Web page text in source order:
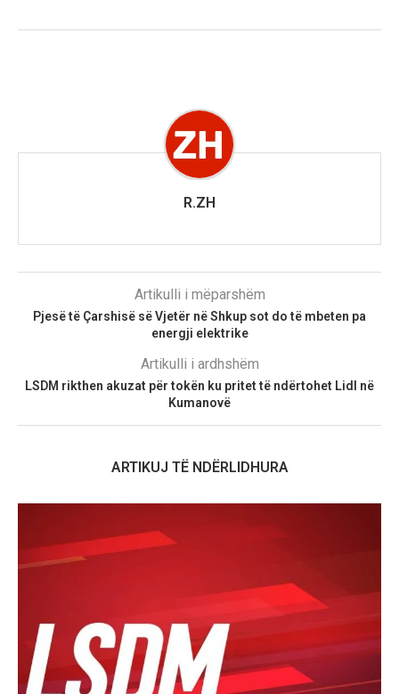
R.ZH
Artikulli i mëparshëm
Pjesë të Çarshisë së Vjetër në Shkup sot do të mbeten pa
energji elektrike
Artikulli i ardhshëm
LSDM rikthen akuzat për tokën ku pritet të ndërtohet Lidl në
Kumanovë
ARTIKUJ TË NDËRLIDHURA